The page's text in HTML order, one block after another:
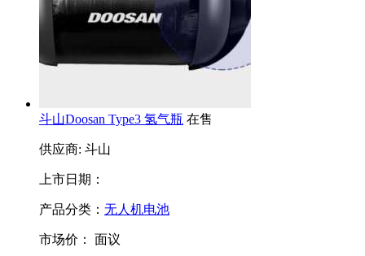
斗山Doosan Type3 氢气瓶 在售
供应商: 斗山
上市日期：
产品分类： 无人机电池
市场价： 面议